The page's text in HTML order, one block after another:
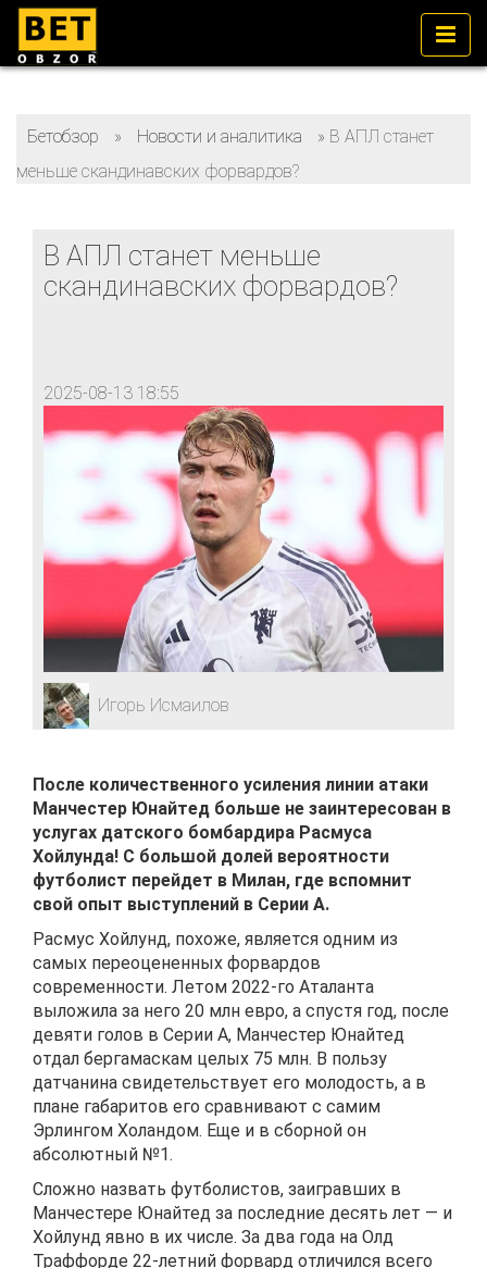
Бетобзор » Новости и аналитика » В АПЛ станет
меньше скандинавских форвардов?
В АПЛ станет меньше
скандинавских форвардов?
2025-08-13 18:55
Игорь Исмаилов
После количественного усиления линии атаки
Манчестер Юнайтед больше не заинтересован в
услугах датского бомбардира Расмуса
Хойлунда! С большой долей вероятности
футболист перейдет в Милан, где вспомнит
свой опыт выступлений в Серии А.
Расмус Хойлунд, похоже, является одним из
самых переоцененных форвардов
современности. Летом 2022-го Аталанта
выложила за него 20 млн евро, а спустя год, после
девяти голов в Серии А, Манчестер Юнайтед
отдал бергамаскам целых 75 млн. В пользу
датчанина свидетельствует его молодость, а в
плане габаритов его сравнивают с самим
Эрлингом Холандом. Еще и в сборной он
абсолютный №1.
Сложно назвать футболистов, заигравших в
Манчестере Юнайтед за последние десять лет — и
Хойлунд явно в их числе. За два года на Олд
Траффорде 22-летний форвард отличился всего